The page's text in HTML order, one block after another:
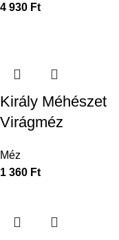
4 930 Ft
Király Méhészet
Virágméz
Méz
1 360 Ft